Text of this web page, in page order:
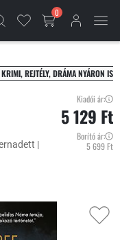
0
KRIMI, REJTÉLY, DRÁMA NYÁRON IS!
|
Kiadói ár:
5 129 Ft
Borító ár:
5 699 Ft